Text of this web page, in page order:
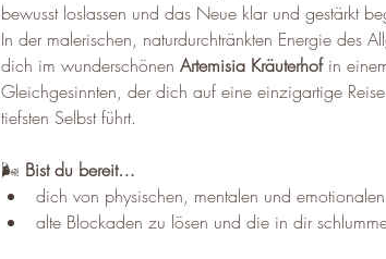
bewusst loslassen und das Neue klar und gestärkt
In der malerischen, naturdurchtränkten Energie des
dich im wunderschönen Artemisia Kräuterhof in
Gleichgesinnten, der dich auf eine einzigartige
tiefsten Selbst führt.
🌬 Bist du bereit…
dich von physischen, mentalen und
alte Blockaden zu lösen und die in dir